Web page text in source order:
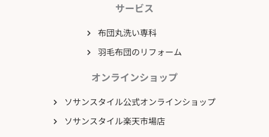
サービス
布団丸洗い専科
羽毛布団のリフォーム
オンラインショップ
ソサンスタイル公式オンラインショップ
ソサンスタイル楽天市場店